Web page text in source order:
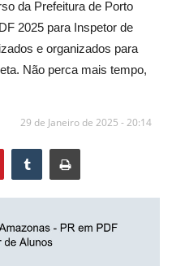
da Prefeitura de Porto
2025 para Inspetor de
e organizados para
Não perca mais tempo,
29 de Janeiro de 2025 - 20:14